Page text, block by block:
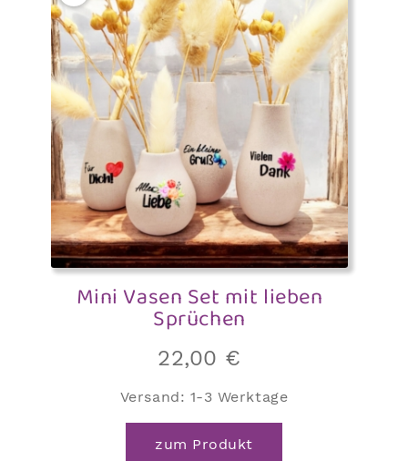
Mini Vasen Set mit lieben
Sprüchen
22,00 €
Versand: 1-3 Werktage
zum Produkt
Dieses